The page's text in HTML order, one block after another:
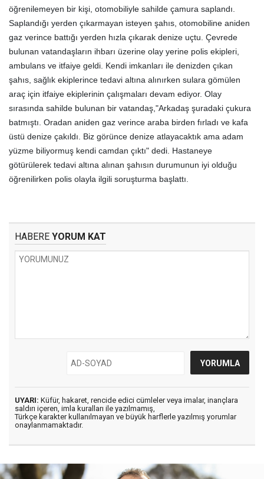
öğrenilemeyen bir kişi, otomobiliyle sahilde çamura saplandı.
Saplandığı yerden çıkarmayan isteyen şahıs, otomobiline aniden
gaz verince battığı yerden hızla çıkarak denize uçtu. Çevrede
bulunan vatandaşların ihbarı üzerine olay yerine polis ekipleri,
ambulans ve itfaiye geldi. Kendi imkanları ile denizden çıkan
şahıs, sağlık ekiplerince tedavi altına alınırken sulara gömülen
araç için itfaiye ekiplerinin çalışmaları devam ediyor. Olay
sırasında sahilde bulunan bir vatandaş,"Arkadaş şuradaki çukura
batmıştı. Oradan aniden gaz verince araba birden fırladı ve kafa
üstü denize çakıldı. Biz görünce denize atlayacaktık ama adam
yüzme biliyormuş kendi camdan çıktı" dedi. Hastaneye
götürülerek tedavi altına alınan şahısın durumunun iyi olduğu
öğrenilirken polis olayla ilgili soruşturma başlattı.
HABERE YORUM KAT
UYARI: Küfür, hakaret, rencide edici cümleler veya imalar, inançlara
saldırı içeren, imla kuralları ile yazılmamış,
Türkçe karakter kullanılmayan ve büyük harflerle yazılmış yorumlar
onaylanmamaktadır.